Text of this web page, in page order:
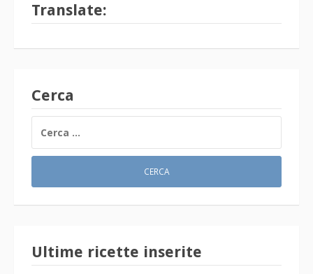
Translate:
Cerca
PER:
Ultime ricette inserite